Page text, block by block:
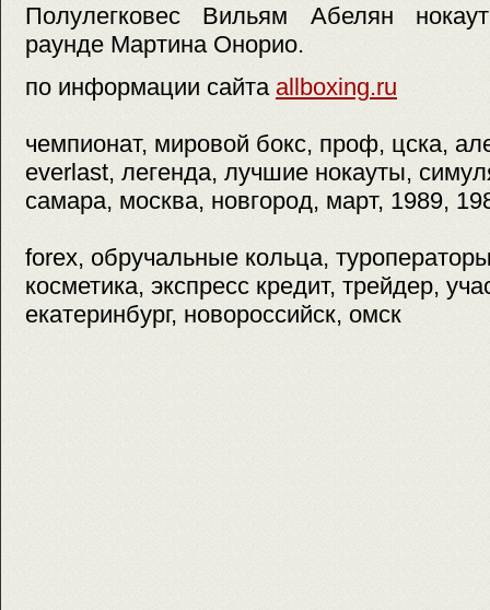
Полулегковес Вильям Абелян
раунде Мартина Онорио.
по информации сайта allboxing.ru
чемпионат, мировой бокс, проф, цска,
everlast, легенда, лучшие нокауты,
самара, москва, новгород, март, 1989,
forex, обручальные кольца,
косметика, экспресс кредит, трейдер,
екатеринбург, новороссийск, омск